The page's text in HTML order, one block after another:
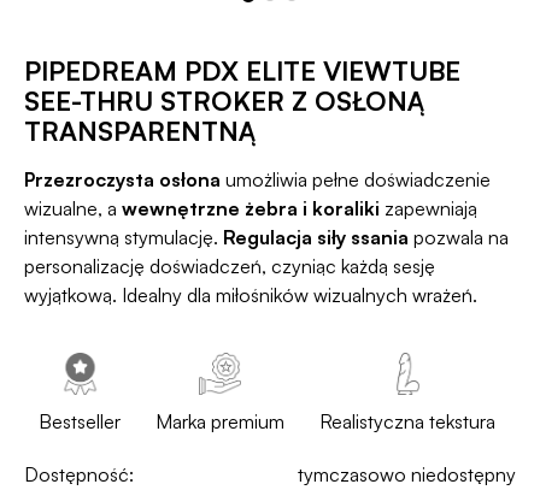
PIPEDREAM PDX ELITE VIEWTUBE
SEE-THRU STROKER Z OSŁONĄ
TRANSPARENTNĄ
Przezroczysta osłona umożliwia pełne doświadczenie
wizualne, a wewnętrzne żebra i koraliki zapewniają
intensywną stymulację. Regulacja siły ssania pozwala na
personalizację doświadczeń, czyniąc każdą sesję
wyjątkową. Idealny dla miłośników wizualnych wrażeń.
Bestseller Marka premium Realistyczna tekstura
Dostępność:
tymczasowo niedostępny